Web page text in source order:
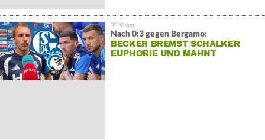
Nach 0:3 gegen Bergamo:
BECKER BREMST SCHALKER
EUPHORIE UND MAHNT